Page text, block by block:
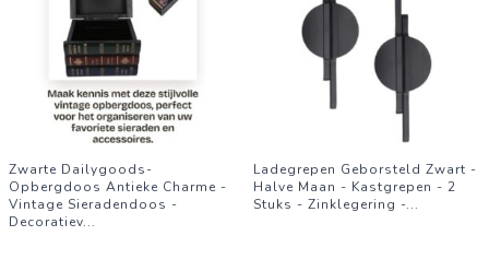
Zwarte Dailygoods-
Opbergdoos Antieke Charme -
Vintage Sieradendoos -
Decoratiev...
Ladegrepen Geborsteld Zwart -
Halve Maan - Kastgrepen - 2
Stuks - Zinklegering -...